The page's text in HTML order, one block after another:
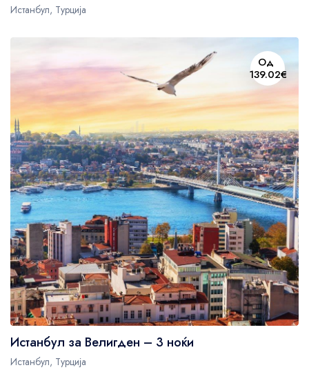
Истанбул, Турција
Од
139.02€
Истанбул за Велигден – 3 ноќи
Истанбул, Турција